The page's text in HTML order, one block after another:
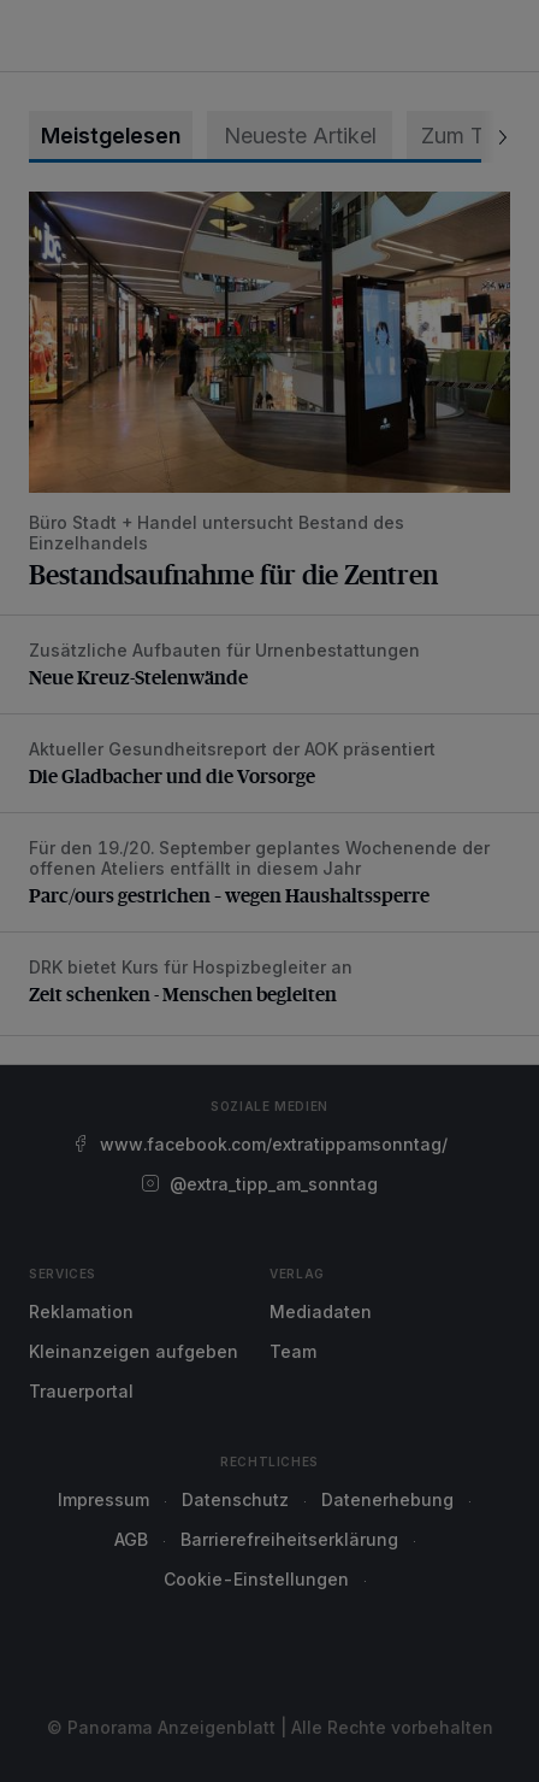
Meistgelesen Neueste Artikel Zum Thema
Bestandsaufnahme für die Zentren
Büro Stadt + Handel untersucht Bestand des
Einzelhandels
Bestandsaufnahme für die Zentren
Neue Kreuz-Stelenwände
Zusätzliche Aufbauten für Urnenbestattungen
Neue Kreuz-Stelenwände
Die Gladbacher und die Vorsorge
Aktueller Gesundheitsreport der AOK präsentiert
Die Gladbacher und die Vorsorge
Parc/ours gestrichen – wegen Haushaltssperre
Für den 19./20. September geplantes Wochenende der
offenen Ateliers entfällt in diesem Jahr
Parc/ours gestrichen – wegen Haushaltssperre
Zeit schenken - Menschen begleiten
DRK bietet Kurs für Hospizbegleiter an
Zeit schenken - Menschen begleiten
SOZIALE MEDIEN
www.facebook.com/extratippamsonntag/
@extra_tipp_am_sonntag
SERVICES
Reklamation
Kleinanzeigen aufgeben
Trauerportal
VERLAG
Mediadaten
Team
RECHTLICHES
Impressum Datenschutz
Datenerhebung
AGB
Barrierefreiheitserklärung
Cookie-Einstellungen
© Panorama Anzeigenblatt | Alle Rechte vorbehalten